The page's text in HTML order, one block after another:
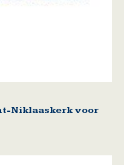
Niklaaskerk voor